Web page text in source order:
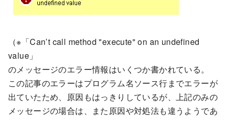
（※「Can’t call method "execute" on an undefined
value」
のメッセージのエラー情報はいくつか書かれている。
この記事のエラーはプログラム名ソース行までエラーが
出ていたため、原因もはっきりしているが、上記のみの
メッセージの場合は、また原因や対処法も違うようであ